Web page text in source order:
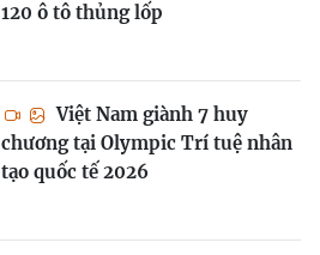
120 ô tô thủng lốp
Việt Nam giành 7 huy
chương tại Olympic Trí tuệ nhân
tạo quốc tế 2026